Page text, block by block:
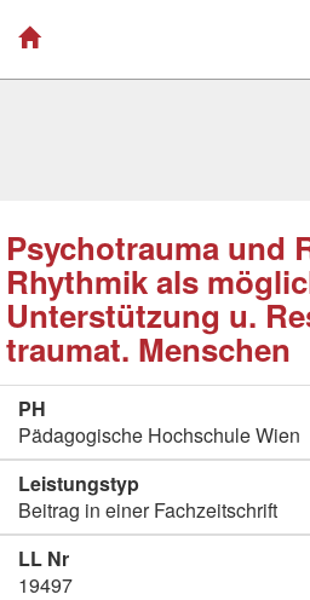
Psychotrauma und
Rhythmik als
Unterstützung u.
traumat. Menschen
PH
Pädagogische Hochschule Wien
Leistungstyp
Beitrag in einer Fachzeitschrift
LL Nr
19497